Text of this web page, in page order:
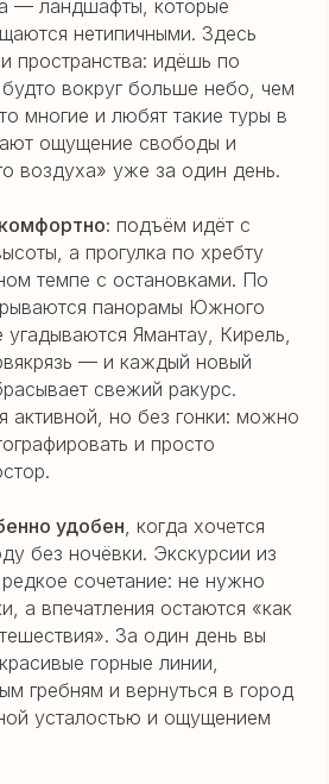
— ландшафты, которые
нетипичными. Здесь
пространства: идёшь по
вокруг больше небо, чем
многие и любят такие туры в
ощущение свободы и
воздуха» уже за один день.
подъём идёт с
а прогулка по хребту
темпе с остановками. По
панорамы Южного
угадываются Ямантау, Кирель,
— и каждый новый
свежий ракурс.
активной, но без гонки: можно
и просто
удобен , когда хочется
без ночёвки. Экскурсии из
сочетание: не нужно
а впечатления остаются «как
За один день вы
горные линии,
гребням и вернуться в город
усталостью и ощущением